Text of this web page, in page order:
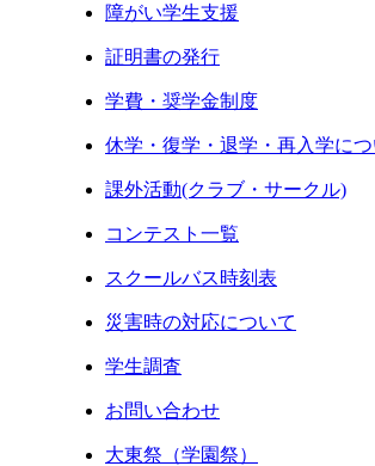
障がい学生支援
証明書の発行
学費・奨学金制度
休学・復学・退学・再入学につ
課外活動(クラブ・サークル)
コンテスト一覧
スクールバス時刻表
災害時の対応について
学生調査
お問い合わせ
大東祭（学園祭）